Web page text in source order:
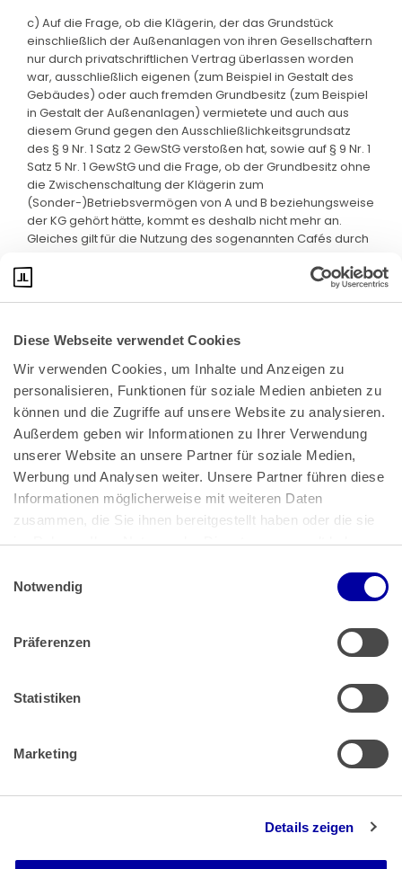
Diese Webseite verwendet Cookies
Wir verwenden Cookies, um Inhalte und Anzeigen zu
personalisieren, Funktionen für soziale Medien anbieten zu
können und die Zugriffe auf unsere Website zu analysieren.
Außerdem geben wir Informationen zu Ihrer Verwendung
unserer Website an unsere Partner für soziale Medien,
Werbung und Analysen weiter. Unsere Partner führen diese
Informationen möglicherweise mit weiteren Daten
zusammen, die Sie ihnen bereitgestellt haben oder die sie
im Rahmen Ihrer Nutzung der Dienste gesammelt haben.
Impressum
Notwendig
Präferenzen
Statistiken
Marketing
Details zeigen
c) Auf die Frage, ob die Klägerin, der das Grundstück
einschließlich der Außenanlagen von ihren Gesellschaftern
nur durch privatschriftlichen Vertrag überlassen worden
war, ausschließlich eigenen (zum Beispiel in Gestalt des
Gebäudes) oder auch fremden Grundbesitz (zum Beispiel
in Gestalt der Außenanlagen) vermietete und auch aus
diesem Grund gegen den Ausschließlichkeitsgrundsatz
des § 9 Nr. 1 Satz 2 GewStG verstoßen hat, sowie auf § 9 Nr. 1
Satz 5 Nr. 1 GewStG und die Frage, ob der Grundbesitz ohne
die Zwischenschaltung der Klägerin zum
(Sonder-)Betriebsvermögen von A und B beziehungsweise
der KG gehört hätte, kommt es deshalb nicht mehr an.
Gleiches gilt für die Nutzung des sogenannten Cafés durch
Bundeskanzlerplatz 2
53113 Bonn
Pressemitteilungen|AGB
Impressum|Datenschutz
Muster Widerrufsformular (PDF)
Barrierefreiheit